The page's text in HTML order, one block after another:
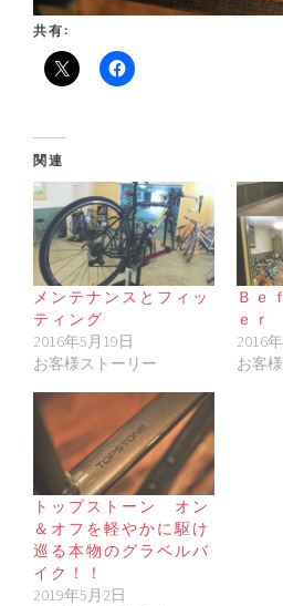
共有:
関連
メンテナンスとフィッ
ティング
2016年5月19日
お客様ストーリー
Ｂｅ
ｅｒ
2016
お客
トップストーン オン
＆オフを軽やかに駆け
巡る本物のグラベルバ
イク！！
2019年5月2日